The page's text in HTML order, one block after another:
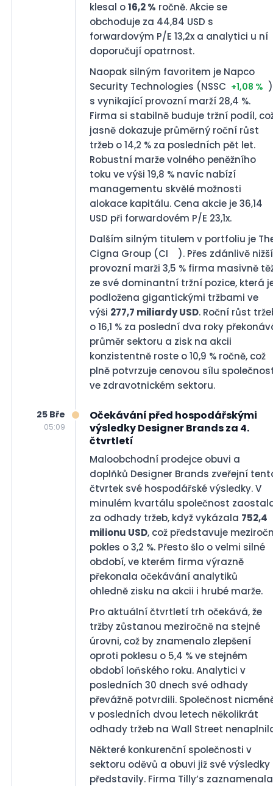
klesal o16,2 % ročně. Akcie se
obchoduje za 44,84 USD s
forwardovým P/E 13,2x a analytici u ní
doporučují opatrnost.
Naopak silným favoritem je Napco
Security Technologies (NSSC +1,08 % )
s vynikající provozní marží 28,4 %.
Firma si stabilně buduje tržní podíl,
jasně dokazuje průměrný roční růst
tržeb o 14,2 % za posledních pět let.
Robustní marže volného peněžního
toku ve výši 19,8 % navíc nabízí
managementu skvělé možnosti
alokace kapitálu. Cena akcie je 36,14
USD při forwardovém P/E 23,1x.
Dalším silným titulem v portfoliu je
Cigna Group (CI
). Přes zdánlivě nižší
provozní marži 3,5 % firma masivně
ze své dominantní tržní pozice, která
podložena gigantickými tržbami ve
výši 277,7 miliardy USD. Roční růst
o 16,1 % za poslední dva roky
průměr sektoru a zisk na akcii
konzistentně roste o 10,9 % ročně, což
plně potvrzuje cenovou sílu
ve zdravotnickém sektoru.
25 Bře
05:09
Očekávání před hospodářskými
výsledky Designer Brands za 4.
čtvrtletí
Maloobchodní prodejce obuvi a
doplňků Designer Brands zveřejní
čtvrtek své hospodářské výsledky. V
minulém kvartálu společnost
za odhady tržeb, když vykázala 752,4
milionu USD, což představuje
pokles o 3,2 %. Přesto šlo o velmi silné
období, ve kterém firma výrazně
překonala očekávání analytiků
ohledně zisku na akcii i hrubé marže.
Pro aktuální čtvrtletí trh očekává, že
tržby zůstanou meziročně na stejné
úrovni, což by znamenalo zlepšení
oproti poklesu o 5,4 % ve stejném
období loňského roku. Analytici v
posledních 30 dnech své odhady
převážně potvrdili. Společnost
v posledních dvou letech několikrát
odhady tržeb na Wall Street
Některé konkurenční společnosti v
sektoru oděvů a obuvi již své výsledky
představily. Firma Tilly’s zaznamenala